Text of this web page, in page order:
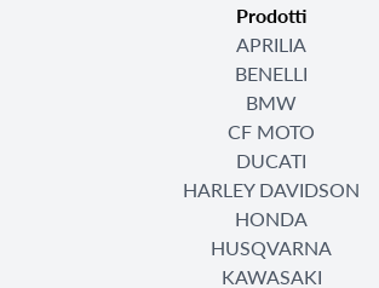
Prodotti
APRILIA
BENELLI
BMW
CF MOTO
DUCATI
HARLEY DAVIDSON
HONDA
HUSQVARNA
KAWASAKI